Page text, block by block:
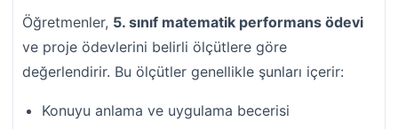
Öğretmenler, 5. sınıf matematik performans ödevi
ve proje ödevlerini belirli ölçütlere göre
değerlendirir. Bu ölçütler genellikle şunları içerir:
Konuyu anlama ve uygulama becerisi